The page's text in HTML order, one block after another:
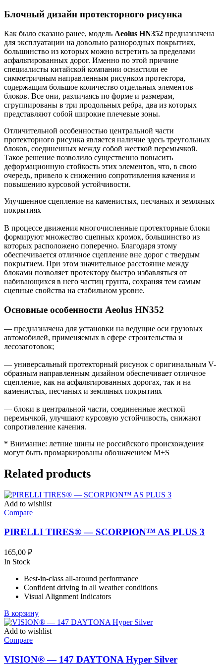
Блочный дизайн протекторного рисунка
Как было сказано ранее, модель Aeolus HN352 предназначена
для эксплуатации на довольно разнородных покрытиях,
большинство из которых можно встретить за пределами
асфальтированных дорог. Именно по этой причине
специалисты китайской компании оснастили ее
симметричным направленным рисунком протектора,
содержащим большое количество отдельных элементов –
блоков. Все они, различаясь по форме и размерам,
сгруппированы в три продольных ребра, два из которых
представляют собой широкие плечевые зоны.
Отличительной особенностью центральной части
протекторного рисунка является наличие здесь треугольных
блоков, соединенных между собой жесткой перемычкой.
Такое решение позволило существенно повысить
деформационную стойкость этих элементов, что, в свою
очередь, привело к снижению сопротивления качения и
повышению курсовой устойчивости.
Улучшенное сцепление на каменистых, песчаных и земляных
покрытиях
В процессе движения многочисленные протекторные блоки
формируют множество сцепных кромок, большинство из
которых расположено поперечно. Благодаря этому
обеспечивается отличное сцепление вне дорог с твердым
покрытием. При этом значительное расстояние между
блоками позволяет протектору быстро избавляться от
набивающихся в него частиц грунта, сохраняя тем самым
сцепные свойства на стабильном уровне.
Основные особенности Aeolus HN352
— предназначена для установки на ведущие оси грузовых
автомобилей, применяемых в сфере строительства и
лесозаготовок;
— универсальный протекторный рисунок с оригинальным V-
образным направленным дизайном обеспечивает отличное
сцепление, как на асфальтированных дорогах, так и на
каменистых, песчаных и земляных покрытиях
— блоки в центральной части, соединенные жесткой
перемычкой, улучшают курсовую устойчивость, снижают
сопротивление качения.
* Внимание: летние шины не российского происхождения
могут быть промаркированы обозначением M+S
Related products
Add to wishlist
Compare
PIRELLI TIRES® — SCORPION™ AS PLUS 3
165,00 ₽
In Stock
Best-in-class all-around performance
Confident driving in all weather conditions
Visual Alignment Indicators
В корзину
Add to wishlist
Compare
VISION® — 147 DAYTONA Hyper Silver